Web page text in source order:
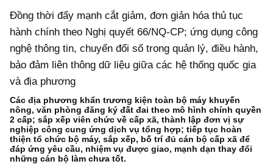
Đồng thời đẩy mạnh cắt giảm, đơn giản hóa thủ tục
hành chính theo Nghị quyết 66/NQ-CP; ứng dụng công
nghệ thông tin, chuyển đổi số trong quản lý, điều hành,
bảo đảm liên thông dữ liệu giữa các hệ thống quốc gia
và địa phương
Các địa phương khẩn trương kiện toàn bộ máy khuyến
nông, văn phòng đăng ký đất đai theo mô hình chính quyền
2 cấp; sắp xếp viên chức về cấp xã, thành lập đơn vị sự
nghiệp công cung ứng dịch vụ tổng hợp; tiếp tục hoàn
thiện tổ chức bộ máy, sắp xếp, bố trí đủ cán bộ cấp xã để
đáp ứng yêu cầu, nhiệm vụ được giao, mạnh dạn thay đổi
những cán bộ làm chưa tốt.